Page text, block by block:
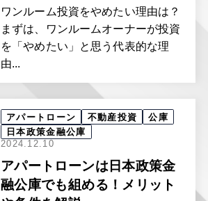
ワンルーム投資をやめたい理由は？
まずは、ワンルームオーナーが投資
を「やめたい」と思う代表的な理
由...
アパートローン 不動産投資
公庫
日本政策金融公庫
2024.12.10
アパートローンは日本政策金
融公庫でも組める！メリット